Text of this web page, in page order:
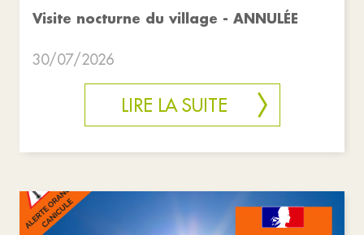
Visite nocturne du village - ANNULÉE
30/07/2026
LIRE LA SUITE